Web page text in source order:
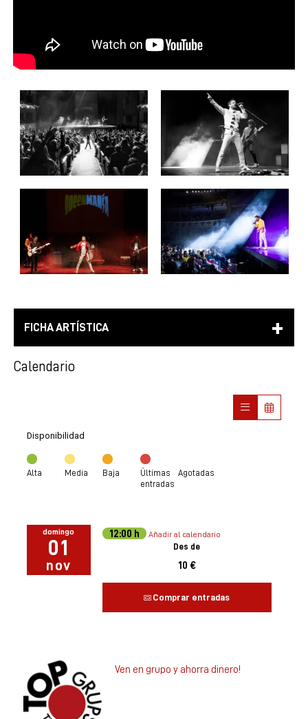
FICHA ARTÍSTICA
Calendario
Disponibilidad
Alta Media Baja
Últimas
entradas
Agotadas
domingo
01
nov
12:00 h
Añadir al calendario
Des de
10 €
Comprar entradas
Ven en grupo y ahorra dinero!